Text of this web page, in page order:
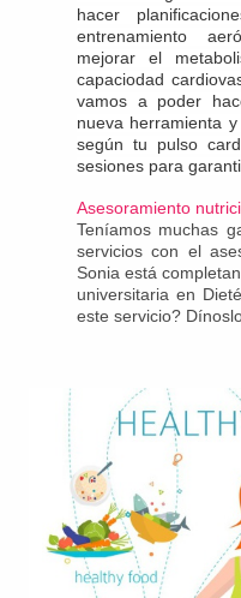
hacer
entrenamiento
mejorar el
capaciodad
vamos a poder
nueva herramienta
según tu pulso
sesiones para
Asesoramiento
Teníamos muchas
servicios con el
Soniaestá
universitaria en
este servicio?